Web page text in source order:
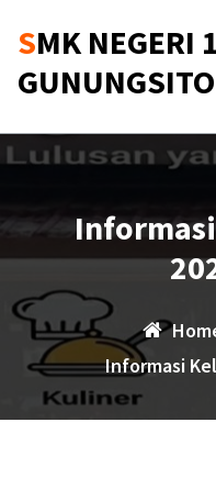
SMK NEGERI 1
Informasi